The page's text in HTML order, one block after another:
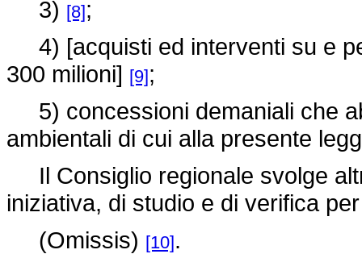
3) [8];
4) [acquisti ed interventi su e
300 milioni] [9];
5) concessioni demaniali che
ambientali di cui alla presente
Il Consiglio regionale svolge
iniziativa, di studio e di verifica
(Omissis) [10].